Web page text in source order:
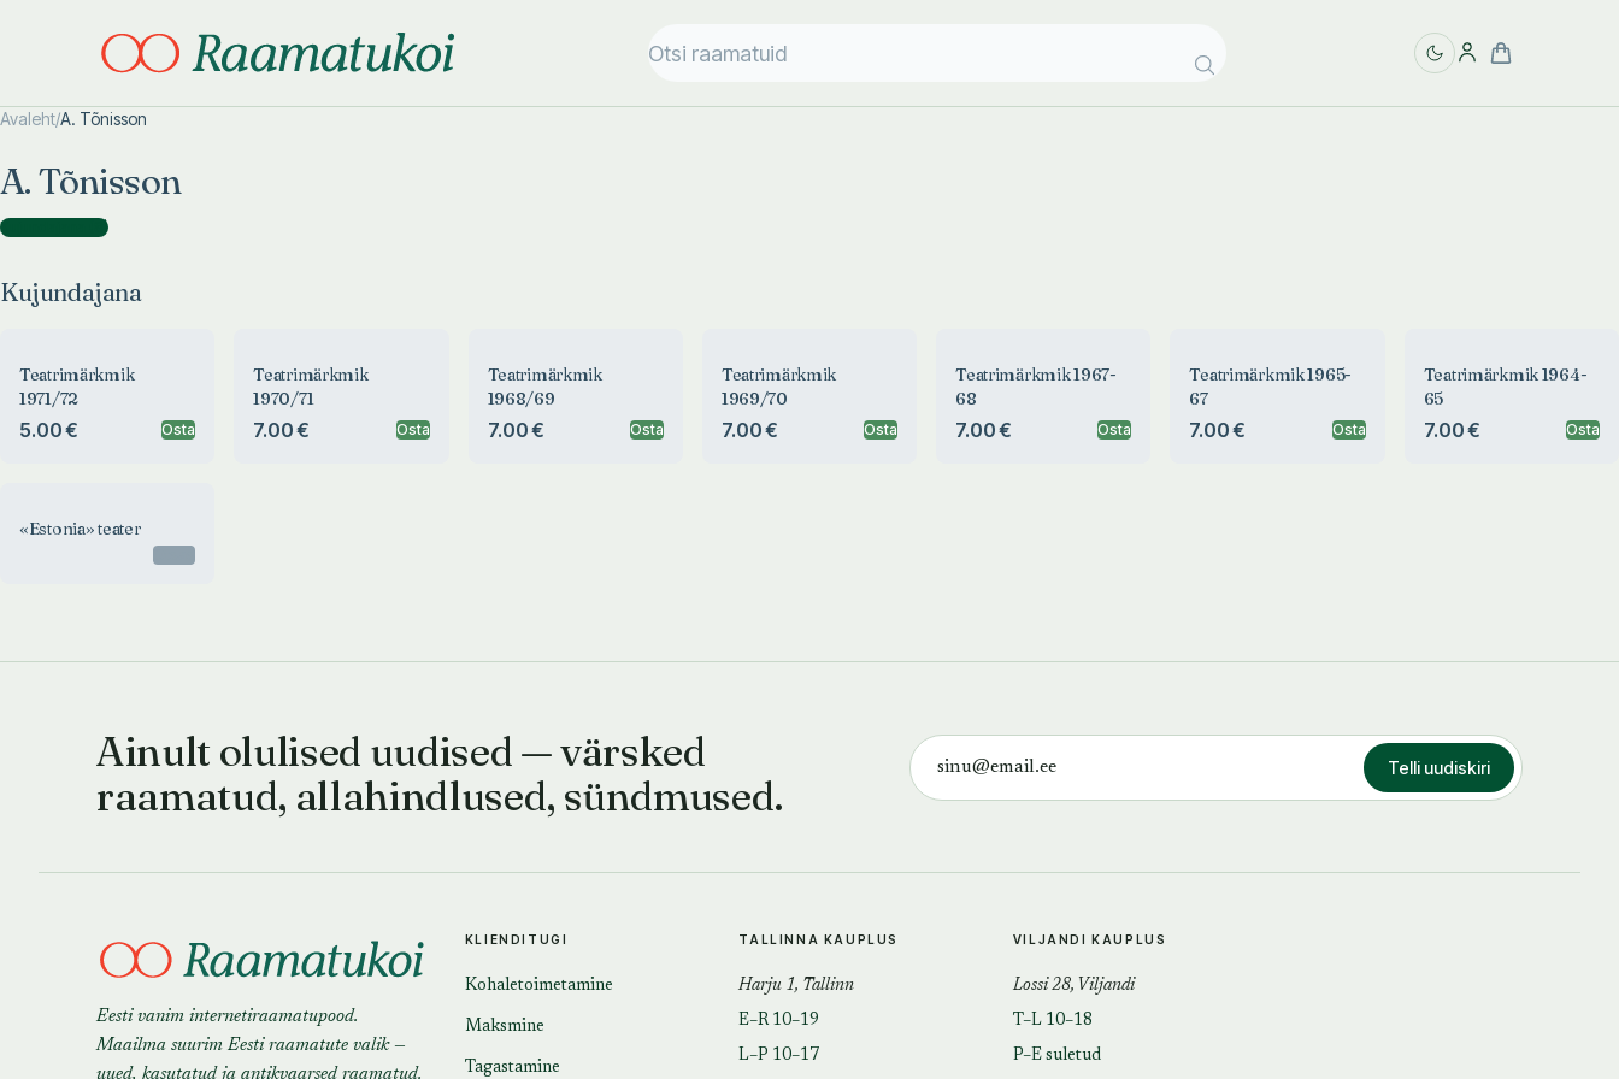
Avaleht/A. Tõnisson
A. Tõnisson
Kujundajana )
Kujundajana
Teatrimärkmik
1971/72
5.00 € Osta
Teatrimärkmik
1970/71
7.00 € Osta
Teatrimärkmik
1968/69
7.00 € Osta
Teatrimärkmik
1969/70
7.00 € Osta
Teatrimärkmik 1967-
68
7.00 € Osta
Teatrimärkmik 1965-
67
7.00 € Osta
Teatrimärkmik 1964-
65
7.00 € Osta
«Estonia» teater
Ainult olulised uudised — värsked
raamatud, allahindlused, sündmused.
Telli uudiskiri
Eesti vanim internetiraamatupood.
Maailma suurim Eesti raamatute valik —
uued, kasutatud ja antikvaarsed raamatud.
KLIENDITUGI
Kohaletoimetamine
Maksmine
Tagastamine
TALLINNA KAUPLUS
Harju 1, Tallinn
E–R 10–19
L–P 10–17
VILJANDI KAUPLUS
Lossi 28, Viljandi
T–L 10–18
P–E suletud